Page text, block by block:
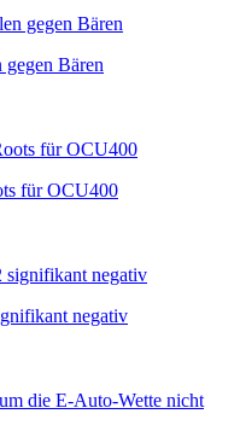
Bären
für OCU400
negativ